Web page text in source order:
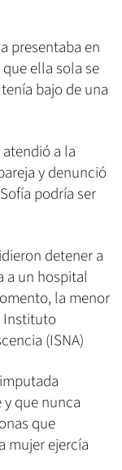
presentaba en
ella sola se
bajo de una
a la
y denunció
podría ser
detener a
a un hospital
la menor
Instituto
(ISNA)
que nunca
que
mujer ejercía